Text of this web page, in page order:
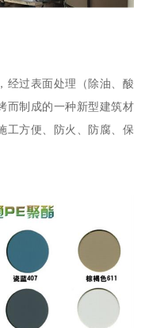
经过表面处理（除油、酸
而制成的一种新型建筑材
工方便、防火、防腐、保